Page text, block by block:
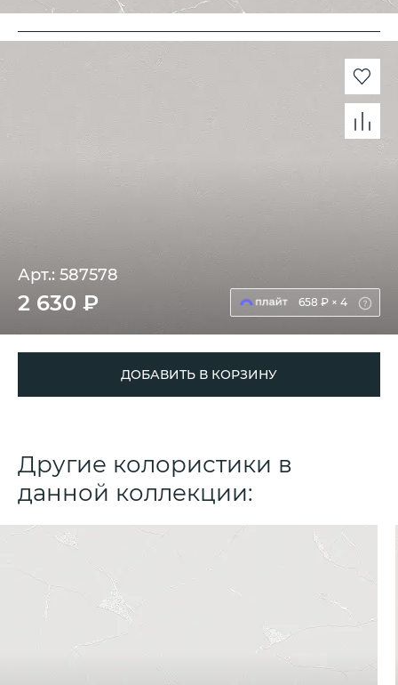
Арт.: 587578
2 630 ₽ 658 ₽ × 4
ДОБАВИТЬ В КОРЗИНУ
Другие колористики в
данной коллекции: